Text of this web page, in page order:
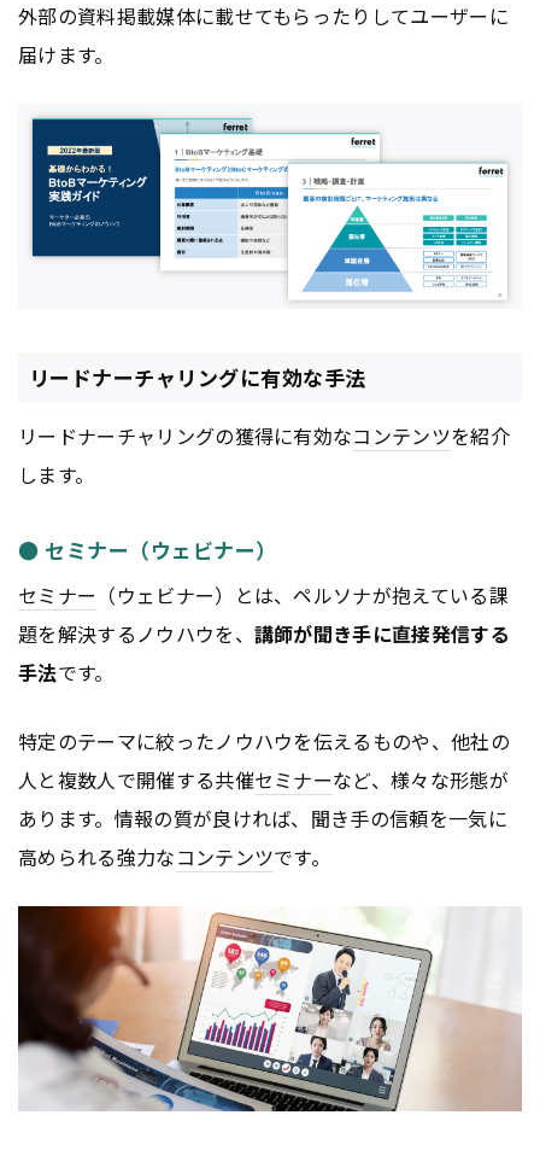
外部の資料掲載媒体に載せてもらったりしてユーザーに
届けます。
リードナーチャリングに有効な手法
リードナーチャリングの獲得に有効なコンテンツを紹介
します。
● セミナー（ウェビナー）
セミナー （ウェビナー）とは、ペルソナが抱えている課
題を解決するノウハウを、 講師が聞き手に直接発信する
手法です。
特定のテーマに絞ったノウハウを伝えるものや、他社の
人と複数人で開催する共催セミナーなど、様々な形態が
あります。情報の質が良ければ、聞き手の信頼を一気に
高められる強力なコンテンツです。